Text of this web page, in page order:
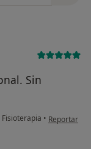
Sin
Fisioterapia • en opinión
Reportar